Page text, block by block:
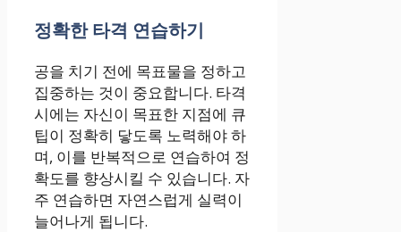
정확한 타격 연습하기
공을 치기 전에 목표물을 정하고
집중하는 것이 중요합니다. 타격
시에는 자신이 목표한 지점에 큐
팁이 정확히 닿도록 노력해야 하
며, 이를 반복적으로 연습하여 정
확도를 향상시킬 수 있습니다. 자
주 연습하면 자연스럽게 실력이
늘어나게 됩니다.